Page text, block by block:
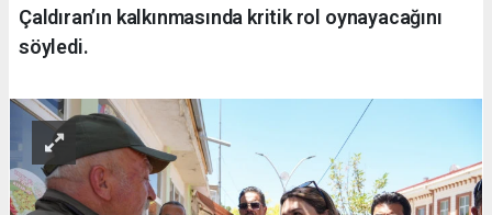
Çaldıran’ın kalkınmasında kritik rol oynayacağını
söyledi.